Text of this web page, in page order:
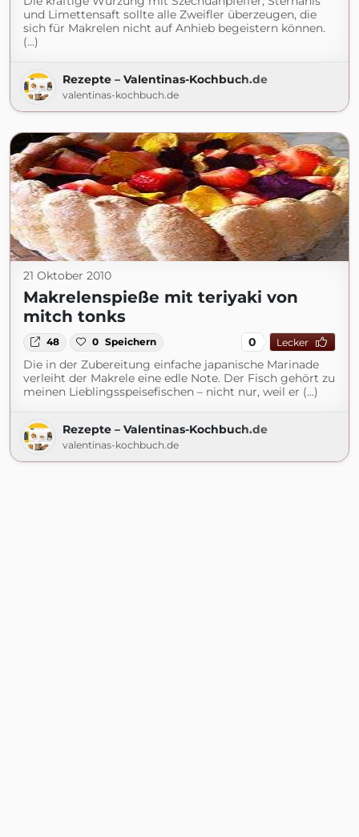
und Limettensaft sollte alle Zweifler überzeugen, die
sich für Makrelen nicht auf Anhieb begeistern können.
(...)
Rezepte – Valentinas-Kochbuch.de
valentinas-kochbuch.de
21 Oktober 2010
Makrelenspieße mit teriyaki von
mitch tonks
48 0 Speichern 0 Lecker
Die in der Zubereitung einfache japanische Marinade
verleiht der Makrele eine edle Note. Der Fisch gehört zu
meinen Lieblingsspeisefischen – nicht nur, weil er (...)
Rezepte – Valentinas-Kochbuch.de
valentinas-kochbuch.de